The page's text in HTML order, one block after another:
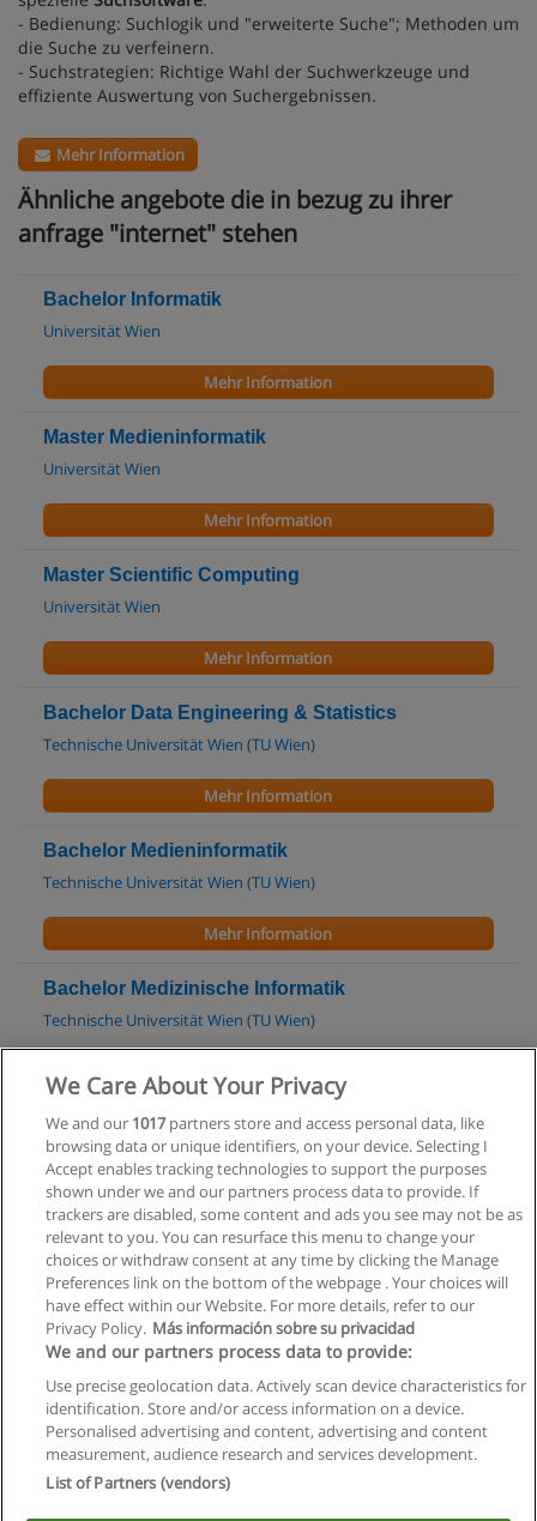
- Bedienung: Suchlogik und "erweiterte Suche"; Methoden um
die Suche zu verfeinern.
- Suchstrategien: Richtige Wahl der Suchwerkzeuge und
effiziente Auswertung von Suchergebnissen.
Mehr Information
Ähnliche angebote die in bezug zu ihrer
anfrage "internet" stehen
Bachelor Informatik
Universität Wien
Mehr Information
Master Medieninformatik
Universität Wien
Mehr Information
Master Scientific Computing
Universität Wien
Mehr Information
Bachelor Data Engineering & Statistics
Technische Universität Wien (TU Wien)
Mehr Information
Bachelor Medieninformatik
Technische Universität Wien (TU Wien)
Mehr Information
Bachelor Medizinische Informatik
Technische Universität Wien (TU Wien)
Mehr Information
Bachelor Wirtschaftsinformatik
Wirtschaftsuniversität Wien
Mehr Information
Allgemeinen geschäftsbedingungen
Datenschutzpolitik
In Verbindung setzen mit Educaedu
Copyright © Educaedu Business S.L. - CIF : B-95610580: -
We Care About Your Privacy
We and our 1017partners store and access personal data, like
browsing data or unique identifiers, on your device. Selecting I
Accept enables tracking technologies to support the purposes
shown under we and our partners process data to provide. If
trackers are disabled, some content and ads you see may not be as
relevant to you. You can resurface this menu to change your
choices or withdraw consent at any time by clicking the Manage
Preferences link on the bottom of the webpage . Your choices will
have effect within our Website. For more details, refer to our
Privacy Policy. Más información sobre su privacidad
We and our partners process data to provide:
Use precise geolocation data. Actively scan device characteristics for
identification. Store and/or access information on a device.
Personalised advertising and content, advertising and content
measurement, audience research and services development.
List of Partners (vendors)